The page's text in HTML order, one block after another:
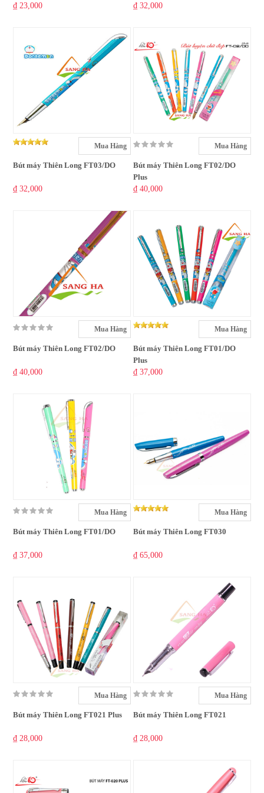
₫ 23,000 ₫ 32,000
Mua Hàng
Bút máy Thiên Long FT03/DO
₫ 32,000
Mua Hàng
Bút máy Thiên Long FT02/DO
Plus
₫ 40,000
Mua Hàng
Bút máy Thiên Long FT02/DO
₫ 40,000
Mua Hàng
Bút máy Thiên Long FT01/DO
Plus
₫ 37,000
Mua Hàng
Bút máy Thiên Long FT01/DO
₫ 37,000
Mua Hàng
Bút máy Thiên Long FT030
₫ 65,000
Mua Hàng
Bút máy Thiên Long FT021 Plus
₫ 28,000
Mua Hàng
Bút máy Thiên Long FT021
₫ 28,000